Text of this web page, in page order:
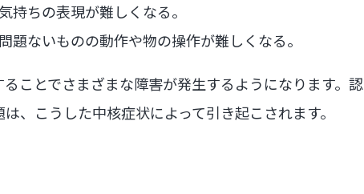
持ちの表現が難しくなる。
題ないものの動作や物の操作が難しくなる。
ことでさまざまな障害が発生するようになります。認
、こうした中核症状によって引き起こされます。